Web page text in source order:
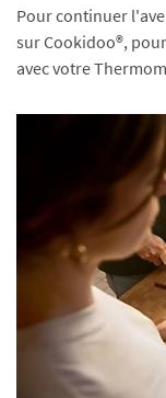
Pour continuer
sur Cookidoo®,
avec votre